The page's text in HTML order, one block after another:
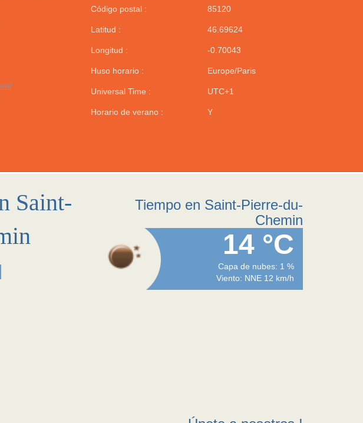
Código postal : 85120
Latitud : 46.69624
Longitud : -0.70043
Huso horario : Europe/Paris
Universal Time : UTC+1
Horario de verano : Y
Saint-
Tiempo en Saint-Pierre-du-
Chemin
14 °C
Capa de nubes: 1 %
Viento: NNE 12 km/h